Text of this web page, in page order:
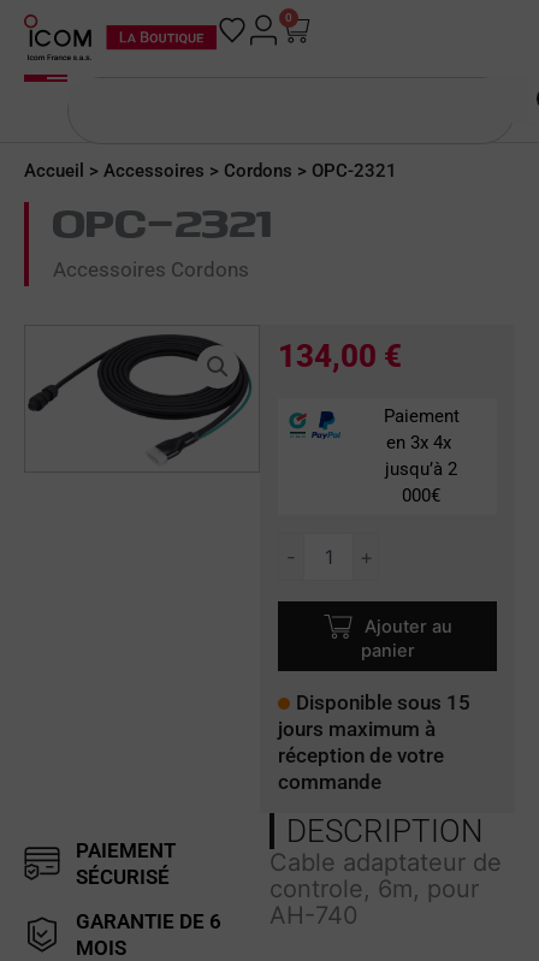
Aller
contenu
0
Panier
Accueil > Accessoires > Cordons > OPC-2321
OPC-2321
Accessoires Cordons
PAIEMENT
SÉCURISÉ
GARANTIE DE 6
MOIS
DESCRIPTION
Cable adaptateur de
controle, 6m, pour
AH-740
134,00 €
Paiement
en 3x 4x
jusqu’à 2
000€
- +
Ajouter au
panier
Disponible sous 15
jours maximum à
réception de votre
commande